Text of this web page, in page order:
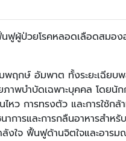
นฟูผู้ป่วยโรคหลอดเลือดสมอ
ฤกษ์ อัมพาต ทั้งระยะเฉียบพ
ภาพบำบัดเฉพาะบุคคล โดยนั
ไหว การทรงตัว และการใช้ก
าการและการกลืนอาหารสำห
ลังใจ ฟื้นฟูด้านจิตใจและอาร